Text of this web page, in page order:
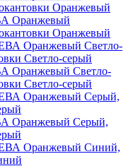
Оранжевый
Оранжевый
Оранжевый Светло-
Светло-серый
Оранжевый Серый,